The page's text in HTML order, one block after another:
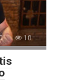
10